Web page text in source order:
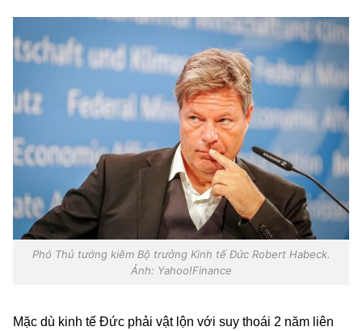
Phó Thủ tướng kiêm Bộ trưởng Kinh tế Đức Robert Habeck.
Ảnh: Yahoo!Finance
Mặc dù kinh tế Đức phải vật lộn với suy thoái 2 năm liên